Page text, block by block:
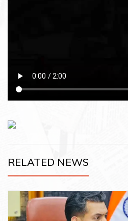
RELATED NEWS